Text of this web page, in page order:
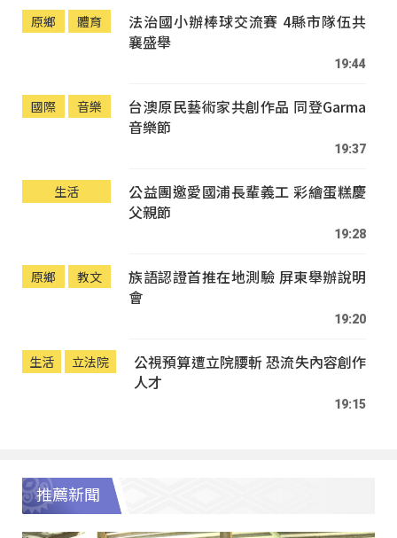
原鄉 體育
法治國小辦棒球交流賽 4縣市隊伍共
襄盛舉
19:44
國際 音樂
台澳原民藝術家共創作品 同登Garma
音樂節
19:37
生活
公益團邀愛國浦長輩義工 彩繪蛋糕慶
父親節
19:28
原鄉 教文
族語認證首推在地測驗 屏東舉辦說明
會
19:20
生活 立法院
公視預算遭立院腰斬 恐流失內容創作
人才
19:15
推薦新聞